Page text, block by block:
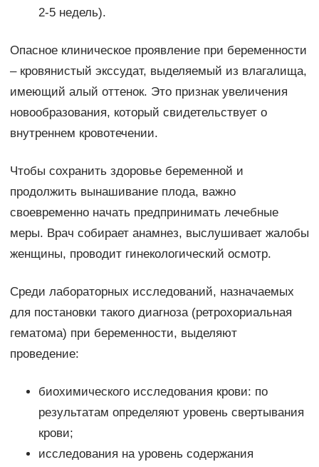
2-5 недель).
Опасное клиническое проявление при беременности
– кровянистый экссудат, выделяемый из влагалища,
имеющий алый оттенок. Это признак увеличения
новообразования, который свидетельствует о
внутреннем кровотечении.
Чтобы сохранить здоровье беременной и
продолжить вынашивание плода, важно
своевременно начать предпринимать лечебные
меры. Врач собирает анамнез, выслушивает жалобы
женщины, проводит гинекологический осмотр.
Среди лабораторных исследований, назначаемых
для постановки такого диагноза (ретрохориальная
гематома) при беременности, выделяют
проведение:
биохимического исследования крови: по
результатам определяют уровень свертывания
крови;
исследования на уровень содержания